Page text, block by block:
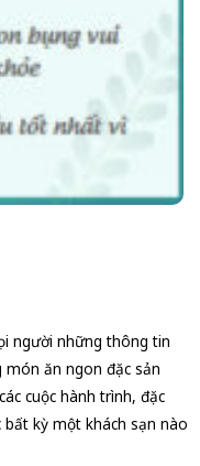
người những thông tin
món ăn ngon đặc sản
cuộc hành trình, đặc
kỳ một khách sạn nào